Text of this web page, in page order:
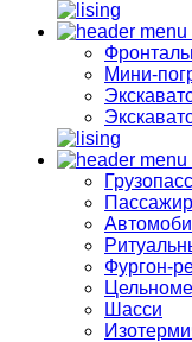
Мини-
Фургон-
Шасси